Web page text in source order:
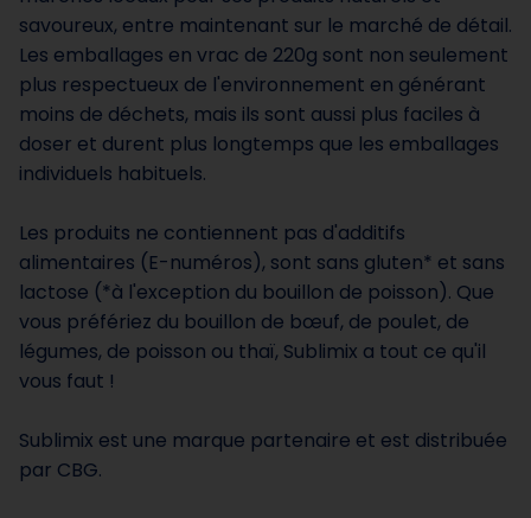
savoureux, entre maintenant sur le marché de détail.
Les emballages en vrac de 220g sont non seulement
plus respectueux de l'environnement en générant
moins de déchets, mais ils sont aussi plus faciles à
doser et durent plus longtemps que les emballages
individuels habituels.
Les produits ne contiennent pas d'additifs
alimentaires (E-numéros), sont sans gluten* et sans
lactose (*à l'exception du bouillon de poisson). Que
vous préfériez du bouillon de bœuf, de poulet, de
légumes, de poisson ou thaï, Sublimix a tout ce qu'il
vous faut !
Sublimix est une marque partenaire et est distribuée
par CBG.